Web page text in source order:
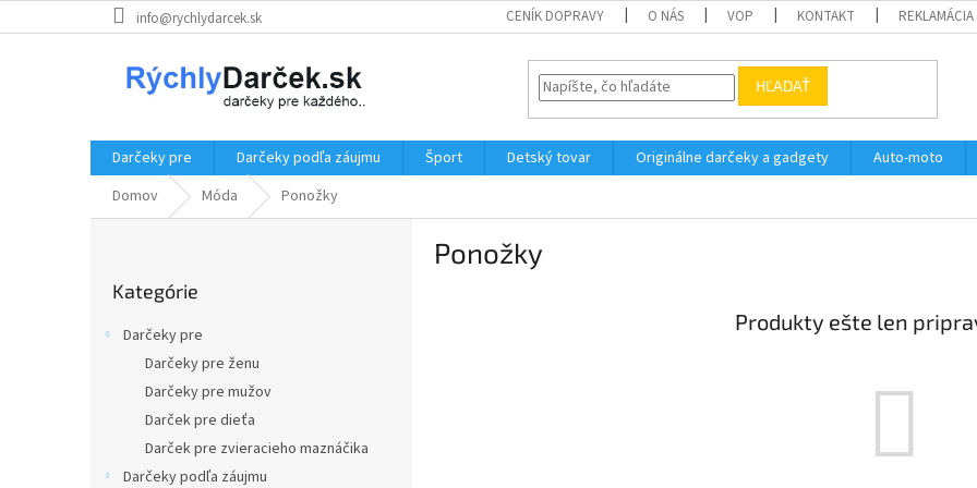
na
info@rychlydarcek.sk CENÍK DOPRAVY O NÁS VOP KONTAKT REKLAMÁCIA
HĽADAŤ
Darčeky pre Darčeky podľa záujmu Šport Detský tovar Originálne darčeky a gadgety Auto-moto
Domov
Móda Ponožky
kategórie
Kategórie
Darčeky pre
Darčeky pre ženu
Darčeky pre mužov
Darček pre dieťa
Darček pre zvieracieho maznáčika
Darčeky podľa záujmu
Ponožky
Produkty ešte len